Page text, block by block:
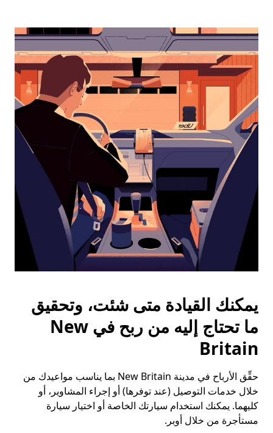
للأسفل
لاستخدام
التقويم
التاريخ.
اضغط
على
زر
الخروج
لإغلاق
التقويم.
يمكنك القيادة متى شئت، وتحقيق
ما تحتاج إليه من ربح في New
Britain
حقِّق الأرباح في مدينة New Britain بما يناسب مواعيدك من
خلال خدمات التوصيل (عند توفرها) أو إجراء المشاوير، أو
كليهما. يمكنك استخدام سيارتك الخاصة أو اختيار سيارة
مستأجرة من خلال أوبر.